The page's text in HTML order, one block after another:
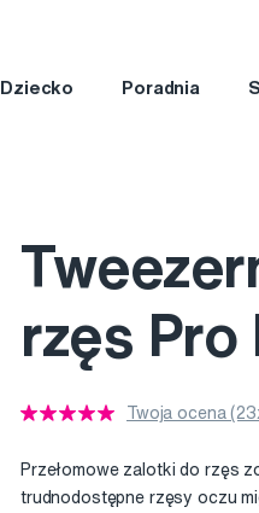
Dziecko Poradnia
rzęs Pro
Twoja ocena
Przełomowe zalotki do rzęs
trudnodostępne rzęsy oczu